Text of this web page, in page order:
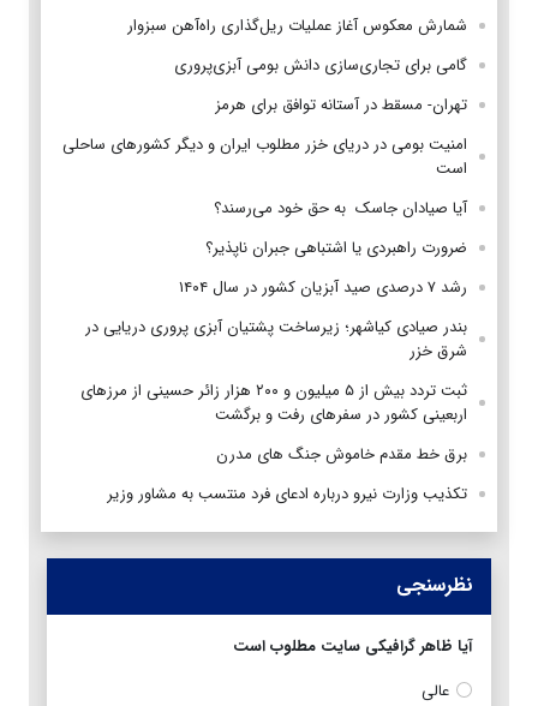
شمارش معکوس آغاز عملیات ریل‌گذاری راه‌آهن سبزوار
گامی برای تجاری‌سازی دانش بومی آبزی‌پروری
تهران- مسقط در آستانه توافق برای هرمز
امنیت بومی در دریای خزر مطلوب ایران و دیگر کشورهای ساحلی
است
آیا صیادان جاسک به حق خود می‌رسند؟
ضرورت راهبردی یا اشتباهی جبران ناپذیر؟
رشد ۷ درصدی صید آبزیان کشور در سال ۱۴۰۴
بندر صیادی کیاشهر؛ زیرساخت پشتیان آبزی پروری دریایی در
شرق خزر
ثبت تردد بیش از ۵ میلیون و ۲۰۰ هزار زائر حسینی از مرزهای
اربعینی کشور در سفرهای رفت و برگشت
برق خط مقدم خاموش جنگ های مدرن
تکذیب وزارت نیرو درباره ادعای فرد منتسب به مشاور وزیر
نظرسنجی
آیا ظاهر گرافیکی سایت مطلوب است
عالی